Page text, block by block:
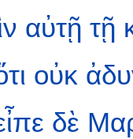
αὐτῇ τῇ
οὐκ
δὲ